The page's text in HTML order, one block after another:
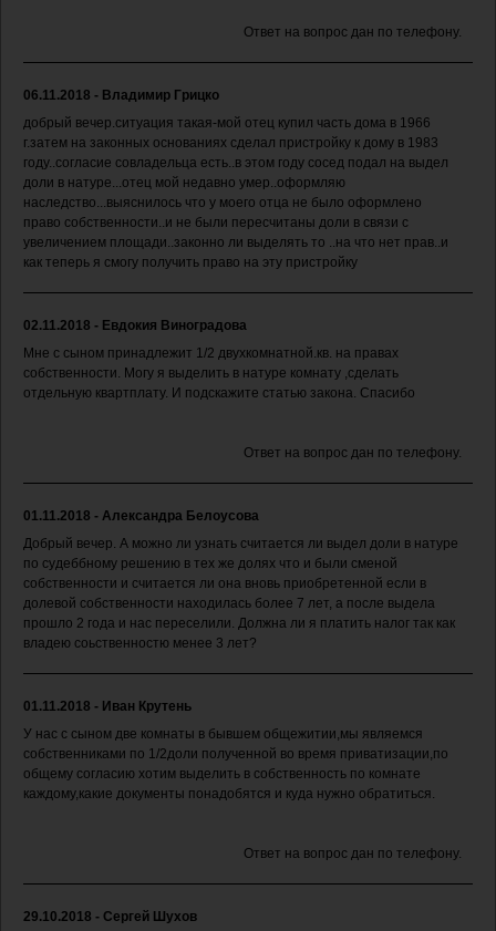
Ответ на вопрос дан по телефону.
06.11.2018 - Владимир Грицко
добрый вечер.ситуация такая-мой отец купил часть дома в 1966
г.затем на законных основаниях сделал пристройку к дому в 1983
году..согласие совладельца есть..в этом году сосед подал на выдел
доли в натуре...отец мой недавно умер..оформляю
наследство...выяснилось что у моего отца не было оформлено
право собственности..и не были пересчитаны доли в связи с
увеличением площади..законно ли выделять то ..на что нет прав..и
как теперь я смогу получить право на эту пристройку
02.11.2018 - Евдокия Виноградова
Мне с сыном принадлежит 1/2 двухкомнатной.кв. на правах
собственности. Могу я выделить в натуре комнату ,сделать
отдельную квартплату. И подскажите статью закона. Спасибо
Ответ на вопрос дан по телефону.
01.11.2018 - Александра Белоусова
Добрый вечер. А можно ли узнать считается ли выдел доли в натуре
по судеббному решению в тех же долях что и были сменой
собственности и считается ли она вновь приобретенной если в
долевой собственности находилась более 7 лет, а после выдела
прошло 2 года и нас переселили. Должна ли я платить налог так как
владею соьственностю менее 3 лет?
01.11.2018 - Иван Крутень
У нас с сыном две комнаты в бывшем общежитии,мы являемся
собственниками по 1/2доли полученной во время приватизации,по
общему согласию хотим выделить в собственность по комнате
каждому,какие документы понадобятся и куда нужно обратиться.
Ответ на вопрос дан по телефону.
29.10.2018 - Сергей Шухов